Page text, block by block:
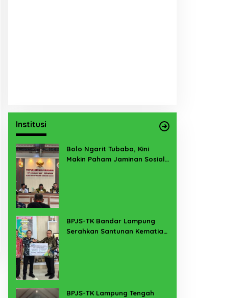
Institusi
Bolo Ngarit Tubaba, Kini
Makin Paham Jaminan Sosial
BPJS-TK Bandar Lampung
Serahkan Santunan Kematian
BPJS-TK Lampung Tengah